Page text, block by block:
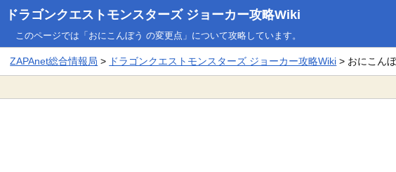
ドラゴンクエストモンスターズ ジョーカー攻略Wiki
このページでは「おにこんぼう の変更点」について攻略しています。
ZAPAnet総合情報局 > ドラゴンクエストモンスターズ ジョーカー攻略Wiki > おにこん